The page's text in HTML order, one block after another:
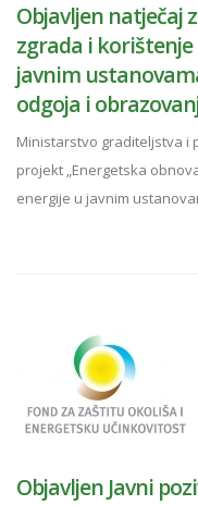
Objavljen natječaj
zgrada i
javnim
odgoja i
Ministarstvo graditeljstva i
projekt „Energetska
energije u javnim
Objavljen Javni